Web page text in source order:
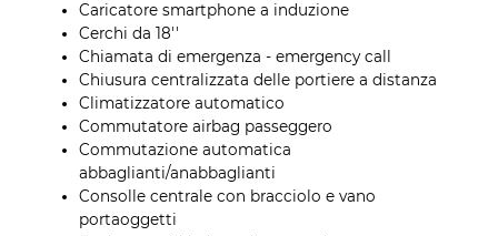
Caricatore smartphone a induzione
Cerchi da 18''
Chiamata di emergenza - emergency call
Chiusura centralizzata delle portiere a distanza
Climatizzatore automatico
Commutatore airbag passeggero
Commutazione automatica
abbaglianti/anabbaglianti
Consolle centrale con bracciolo e vano
portaoggetti